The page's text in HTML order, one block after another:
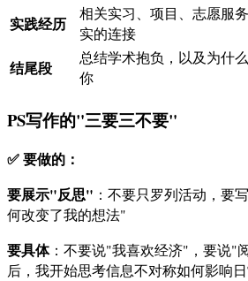
实践经历
相关实习、项目、志愿服
实的连接
结尾段
总结学术抱负，以及为什
你
PS写作的"三要三不要"
✅ 要做的：
要展示"反思" ：不要只罗列活动，要
何改变了我的想法"
要具体：不要说"我喜欢经济"，要说"阅
后，我开始思考信息不对称如何影响